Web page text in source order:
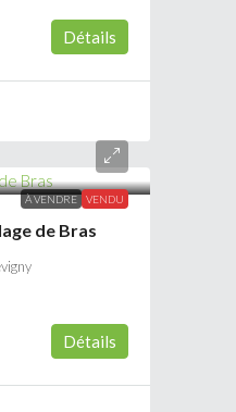
Détails
À VENDRE VENDU
de Bras
Détails